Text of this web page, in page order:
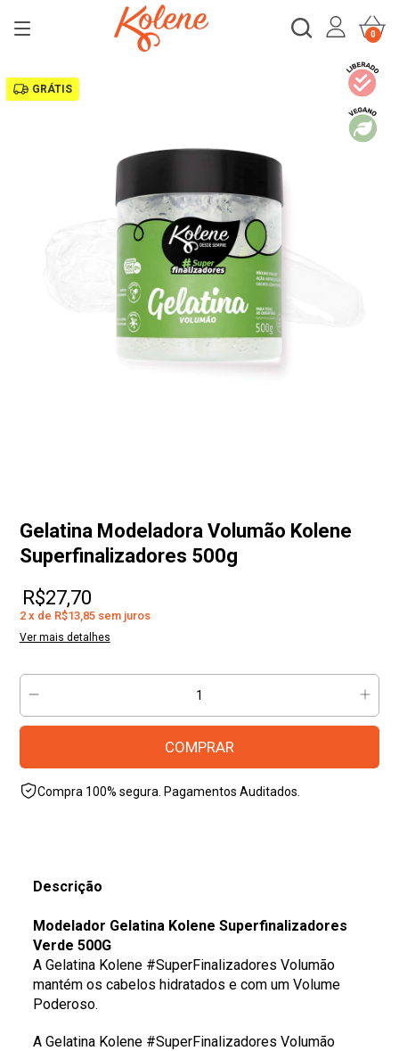
0
GRÁTIS
Gelatina Modeladora Volumão Kolene
Superfinalizadores 500g
R$27,70
2 x de R$13,85 sem juros
Ver mais detalhes
Compra 100% segura. Pagamentos Auditados.
Descrição
Modelador Gelatina Kolene Superfinalizadores
Verde 500G
A Gelatina Kolene #SuperFinalizadores Volumão
mantém os cabelos hidratados e com um Volume
Poderoso.
A Gelatina Kolene #SuperFinalizadores Volumão